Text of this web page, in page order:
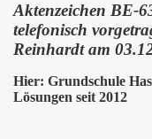
Aktenzeichen BE-
telefonisch
Reinhardt am
Hier: Grundschule
Lösungen seit 2012